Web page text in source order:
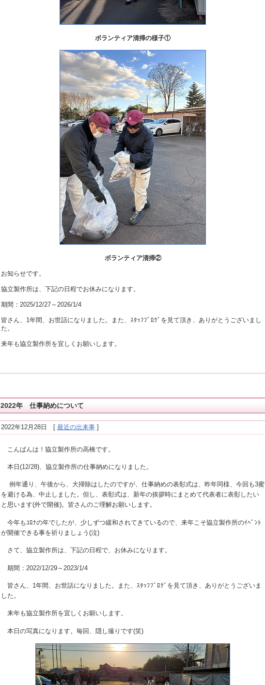
ボランティア清掃の様子①
ボランティア清掃②
お知らせです。
協立製作所は、下記の日程でお休みになります。
期間：2025/12/27～2026/1/4
皆さん、1年間、お世話になりました。また、ｽﾀｯﾌﾌﾞﾛｸﾞを見て頂き、ありがとうございまし
た。
来年も協立製作所を宜しくお願いします。
2022年 仕事納めについて
2022年12月28日 [ 最近の出来事]
こんばんは！協立製作所の高橋です。
本日(12/28)、協立製作所の仕事納めになりました。
例年通り、午後から、大掃除はしたのですが、仕事納めの表彰式は、昨年同様、今回も3蜜
を避ける為、中止しました。但し、表彰式は、新年の挨拶時にまとめて代表者に表彰したい
と思います(外で開催)。皆さんのご理解お願いします。
今年もｺﾛﾅの年でしたが、少しずつ緩和されてきているので、来年こそ協立製作所のｲﾍﾞﾝﾄ
が開催できる事を祈りましょう(泣)
さて、 協立製作所は、下記の日程で、お休みになります。
期間： 2022/12/29～ 2023/1/4
皆さん、 1年間、お世話になりました。また、ｽﾀｯﾌﾌﾞﾛｸﾞを見て頂き、ありがとうございま
した。
来年も協立製作所を宜しくお願いします。
本日の写真になります。毎回、隠し撮りです(笑)